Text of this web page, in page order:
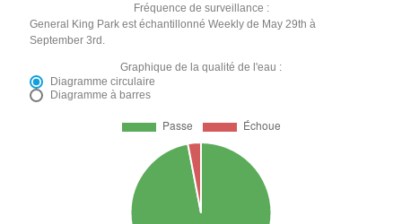
Fréquence de surveillance :
General King Park est échantillonné Weekly de May 29th à
September 3rd.
Graphique de la qualité de l'eau :
Diagramme circulaire
Diagramme à barres